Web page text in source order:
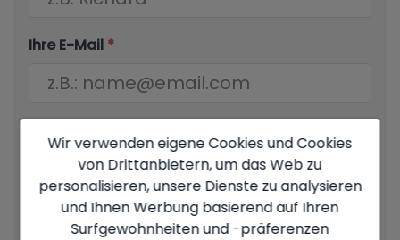
Ihre E-Mail *
Ihre Nachricht
Wir verwenden eigene Cookies und Cookies
von Drittanbietern, um das Web zu
personalisieren, unsere Dienste zu analysieren
und Ihnen Werbung basierend auf Ihren
Surfgewohnheiten und -präferenzen